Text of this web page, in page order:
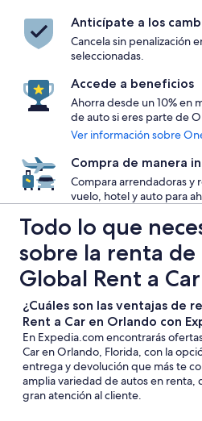
Anticípate a los
Cancela sin penalización
seleccionadas.
Accede a beneficios
Ahorra desde un 10% en
de auto si eres parte de
Ver información sobre
Compra de manera
Compara arrendadoras y
vuelo, hotel y auto para
Todo lo que
sobre la renta de
Global Rent a
¿Cuáles son las ventajas de
Rent a Car en Orlando con
En Expedia.com encontrarás
Car en Orlando, Florida, con la
entrega y devolución que más te
amplia variedad de autos en renta,
gran atención al cliente.